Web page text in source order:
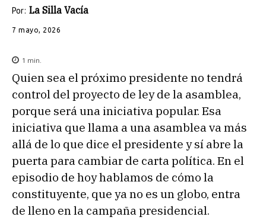
Por: La Silla Vacía
7 mayo, 2026
1 min.
Quien sea el próximo presidente no tendrá
control del proyecto de ley de la asamblea,
porque será una iniciativa popular. Esa
iniciativa que llama a una asamblea va más
allá de lo que dice el presidente y sí abre la
puerta para cambiar de carta política. En el
episodio de hoy hablamos de cómo la
constituyente, que ya no es un globo, entra
de lleno en la campaña presidencial.